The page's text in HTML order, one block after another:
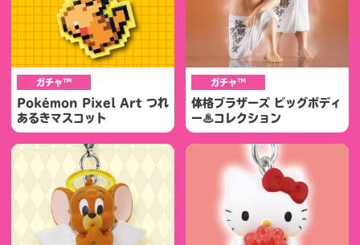
ガチャ™
Pokémon Pixel Art つれ
あるきマスコット
ガチャ™
体格ブラザーズ ビッグボディ
ー♨コレクション